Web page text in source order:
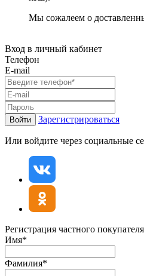
Мы сожалеем о
Вход в личный кабинет
Телефон
E-mail
Войти Зарегистрироваться
Или войдите через социальные
Регистрация частного покупателя
Имя*
Фамилия*